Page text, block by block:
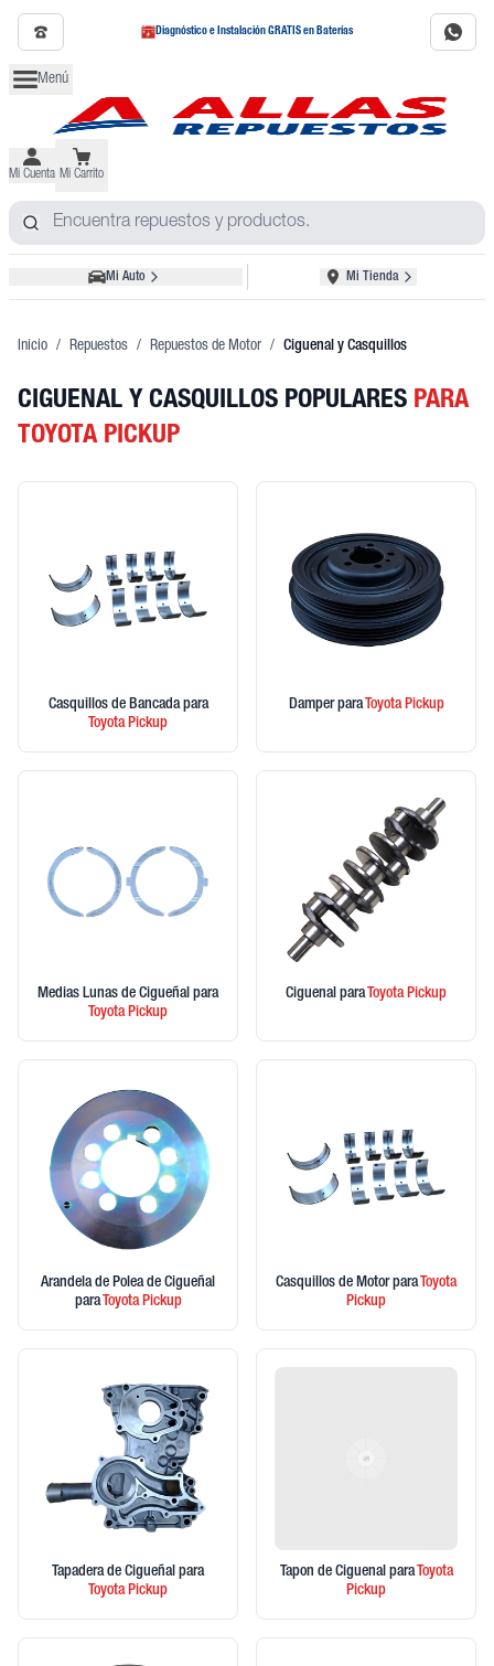
Diagnóstico e Instalación GRATIS en Baterías
Menú
Mi Cuenta Mi Carrito
Mi Auto Mi Tienda
Inicio / Repuestos / Repuestos de Motor / Ciguenal y Casquillos
CIGUENAL Y CASQUILLOS POPULARES PARA
TOYOTA PICKUP
Casquillos de Bancada para
ToyotaPickup
Damper para ToyotaPickup
Medias Lunas de Cigueñal para
ToyotaPickup
Ciguenal para ToyotaPickup
Arandela de Polea de Cigueñal
para ToyotaPickup
Casquillos de Motor para Toyota
Pickup
Tapadera de Cigueñal para
ToyotaPickup
Tapon de Ciguenal para Toyota
Pickup